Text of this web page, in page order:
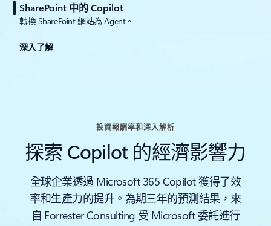
SharePoint 中的 Copilot
轉換 SharePoint 網站為 Agent。
深入了解
投資報酬率和深入解析
探索 Copilot 的經濟影響力
全球企業透過 Microsoft 365 Copilot 獲得了效
率和生產力的提升。為期三年的預測結果，來
自 Forrester Consulting 受 Microsoft 委託進行